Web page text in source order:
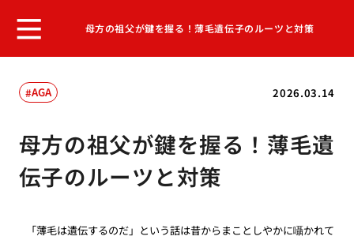
母方の祖父が鍵を握る！薄毛遺伝子のルーツと対策
2026.03.14
AGA
母方の祖父が鍵を握る！薄毛遺
伝子のルーツと対策
「薄毛は遺伝するのだ」という話は昔からまことしやかに囁かれて